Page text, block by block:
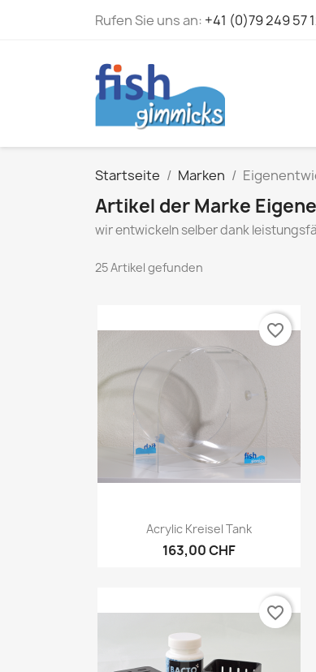
Rufen Sie uns an: +41 (0)79 249 57
Startseite Marken
Artikel der Marke
wir entwickeln selber dank
25 Artikel gefunden
Vorschau
Acrylic Kreisel Tank
163,00 CHF
favorite_border
favorite_border